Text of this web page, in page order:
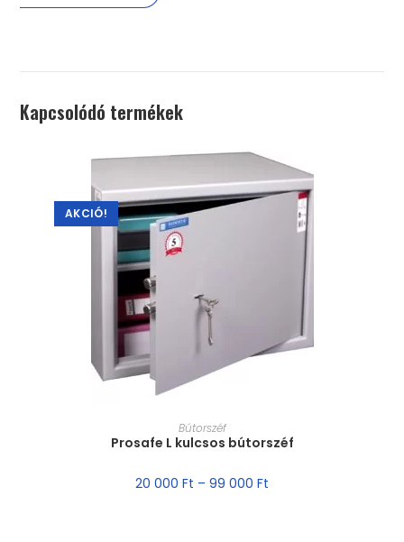
Kapcsolódó termékek
AKCIÓ!
MÉRET VÁLASZTÁSA
Bútorszéf
Prosafe L kulcsos bútorszéf
20 000 Ft – 99 000 Ft